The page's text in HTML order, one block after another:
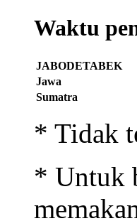
Waktu
JABODETABEK
Jawa
Sumatra
* Tidak
* Untuk